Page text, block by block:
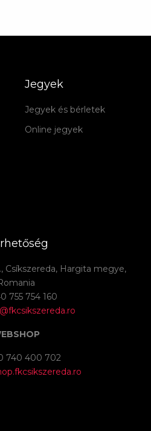
Jegyek
Jegyek és bérletek
Online jegyek
Csíkszereda, Hargita megye,
755 754 160
740 400 702